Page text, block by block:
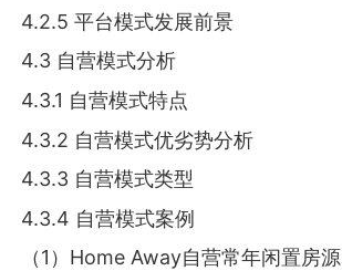
4.2.5 平台模式发展前景
4.3 自营模式分析
4.3.1 自营模式特点
4.3.2 自营模式优劣势分析
4.3.3 自营模式类型
4.3.4 自营模式案例
（1）Home Away自营常年闲置房源